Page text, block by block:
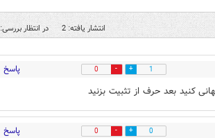
انتشار یافته: 2 در انتظار بررسی: 1
1
0 پاسخ
کنید بعد حرف از تثبیت بزنید
0
0 پاسخ